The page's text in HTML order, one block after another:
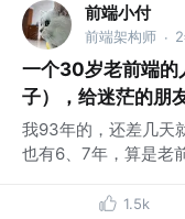
前端小付
前端架构师 ·
一个30岁老前端
子），给迷茫的朋
我93年的，还差几天
也有6、7年，算是老
1.5k